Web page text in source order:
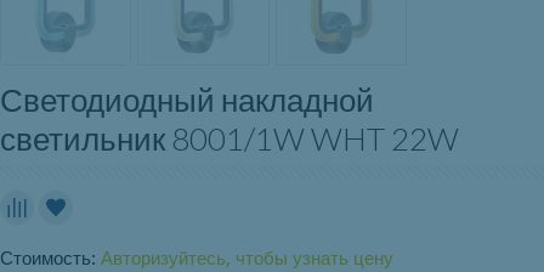
Светодиодный накладной
светильник 8001/1W WHT 22W
Стоимость: Авторизуйтесь, чтобы узнать цену